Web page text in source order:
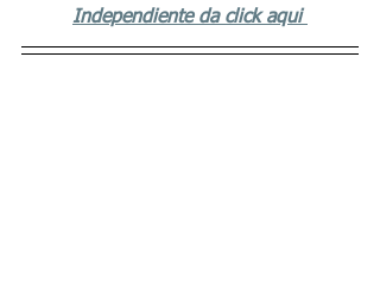
Independiente da click aqui